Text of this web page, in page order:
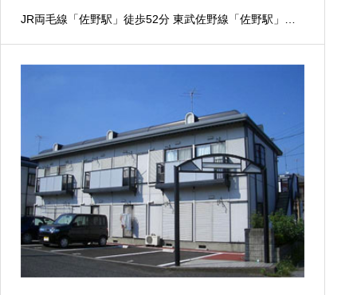
JR両毛線「佐野駅」徒歩52分 東武佐野線「佐野駅」徒